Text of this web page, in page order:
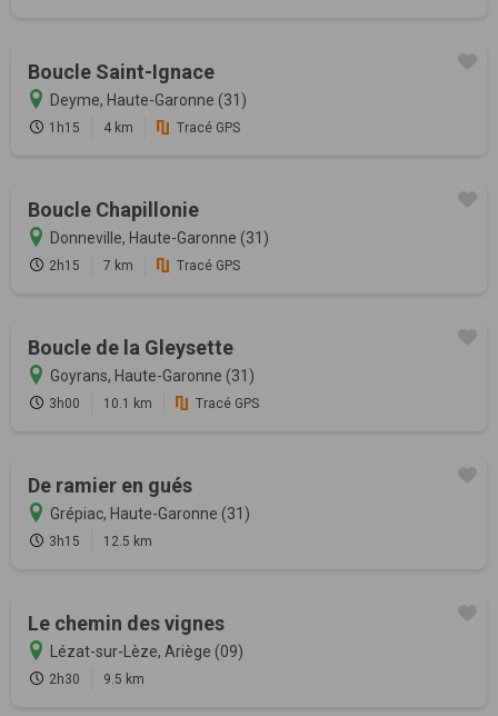
Boucle Saint-Ignace
Deyme, Haute-Garonne (31)
1h15 4 km Tracé GPS
Boucle Chapillonie
Donneville, Haute-Garonne (31)
2h15 7 km Tracé GPS
Boucle de la Gleysette
Goyrans, Haute-Garonne (31)
3h00 10.1 km Tracé GPS
De ramier en gués
Grépiac, Haute-Garonne (31)
3h15 12.5 km
Le chemin des vignes
Lézat-sur-Lèze, Ariège (09)
2h30 9.5 km